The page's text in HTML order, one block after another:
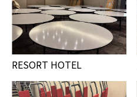
RESORT HOTEL